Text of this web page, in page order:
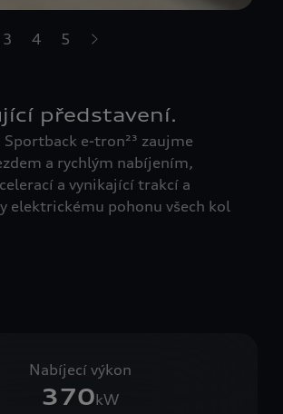
3 4 5
představení.
Sportback e-tron²³ zaujme
a rychlým nabíjením,
a vynikající trakcí a
elektrickému pohonu všech kol
Nabíjecí výkon
370kW